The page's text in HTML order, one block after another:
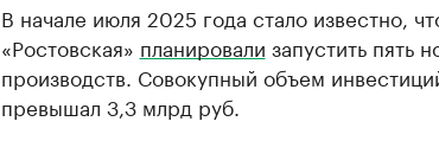
В начале июля 2025 года стало известно,
«Ростовская» планировали запустить пять
производств. Совокупный объем
превышал 3,3 млрд руб.